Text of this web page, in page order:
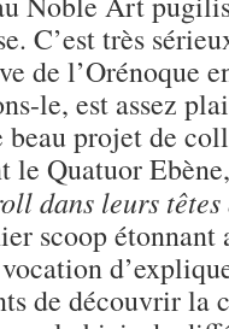
C’est très
de l’Orénoque
le, est assez
projet de
le Quatuor
dans leurs
scoop étonnant
de découvrir la